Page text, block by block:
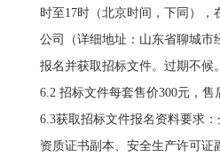
时至17时（北京时间，下同），
公司（详细地址：山东省聊城市
报名并获取招标文件。过期不候。
6.2 招标文件每套售价300元，售
6.3获取招标文件报名资料要求：
资质证书副本、安全生产许可证